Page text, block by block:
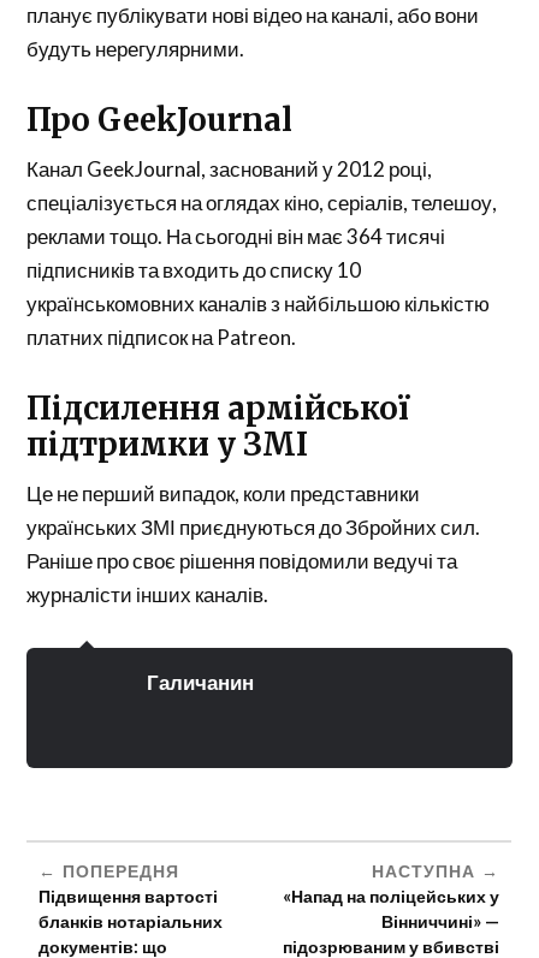
планує публікувати нові відео на каналі, або вони
будуть нерегулярними.
Про GeekJournal
Канал GeekJournal, заснований у 2012 році,
спеціалізується на оглядах кіно, серіалів, телешоу,
реклами тощо. На сьогодні він має 364 тисячі
підписників та входить до списку 10
українськомовних каналів з найбільшою кількістю
платних підписок на Patreon.
Підсилення армійської
підтримки у ЗМІ
Це не перший випадок, коли представники
українських ЗМІ приєднуються до Збройних сил.
Раніше про своє рішення повідомили ведучі та
журналісти інших каналів.
Галичанин
ПОПЕРЕДНЯ
Підвищення вартості
бланків нотаріальних
документів: що
НАСТУПНА
«Напад на поліцейських у
Вінниччині» —
підозрюваним у вбивстві